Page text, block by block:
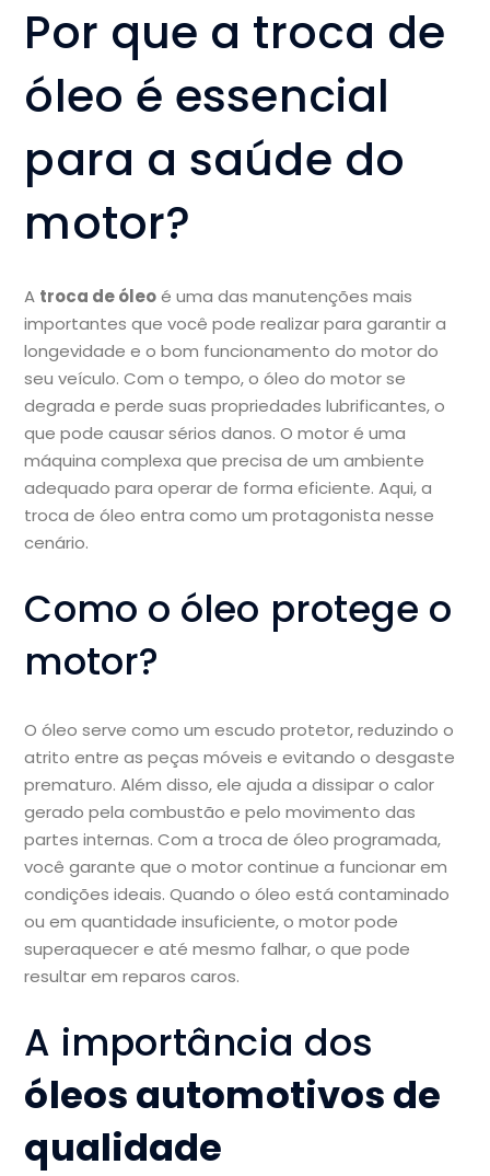
Por que a troca de
óleo é essencial
para a saúde do
motor?
A troca de óleoé uma das manutenções mais
importantes que você pode realizar para garantir a
longevidade e o bom funcionamento do motor do
seu veículo. Com o tempo, o óleo do motor se
degrada e perde suas propriedades lubrificantes, o
que pode causar sérios danos. O motor é uma
máquina complexa que precisa de um ambiente
adequado para operar de forma eficiente. Aqui, a
troca de óleo entra como um protagonista nesse
cenário.
Como o óleo protege o
motor?
O óleo serve como um escudo protetor, reduzindo o
atrito entre as peças móveis e evitando o desgaste
prematuro. Além disso, ele ajuda a dissipar o calor
gerado pela combustão e pelo movimento das
partes internas. Com a troca de óleo programada,
você garante que o motor continue a funcionar em
condições ideais. Quando o óleo está contaminado
ou em quantidade insuficiente, o motor pode
superaquecer e até mesmo falhar, o que pode
resultar em reparos caros.
A importância dos
óleos automotivos de
qualidade